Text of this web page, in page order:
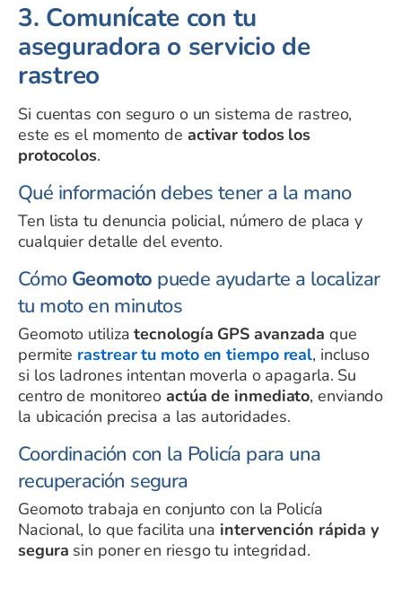
3. Comunícate con tu
aseguradora o servicio de
rastreo
Si cuentas con seguro o un sistema de rastreo,
este es el momento de activar todos los
protocolos.
Qué información debes tener a la mano
Ten lista tu denuncia policial, número de placa y
cualquier detalle del evento.
Cómo Geomoto puede ayudarte a localizar
tu moto en minutos
Geomoto utilizatecnología GPS avanzada que
permite rastrear tu moto en tiempo real, incluso
si los ladrones intentan moverla o apagarla. Su
centro de monitoreo actúa de inmediato, enviando
la ubicación precisa a las autoridades.
Coordinación con la Policía para una
recuperación segura
Geomoto trabaja en conjunto con la Policía
Nacional, lo que facilita una intervención rápida y
segura sin poner en riesgo tu integridad.